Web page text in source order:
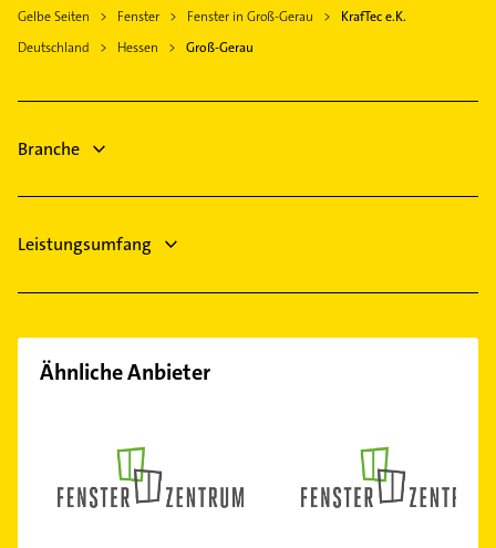
Biebesheim am Rhein
Hochheim am Main
Rohrreinigung
Bestatter
Logopädie
Gelbe Seiten Fenster Fenster in Groß-Gerau
KrafTec e.K.
Deutschland
Hessen Groß-Gerau
Branche
Leistungsumfang
Ähnliche Anbieter